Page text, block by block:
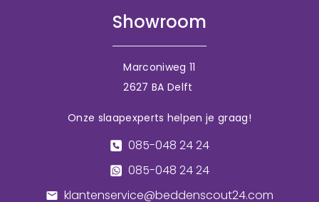
Showroom
Marconiweg 11
2627 BA Delft
Onze slaapexperts helpen je graag!
085-048 24 24
085-048 24 24
klantenservice@beddenscout24.com